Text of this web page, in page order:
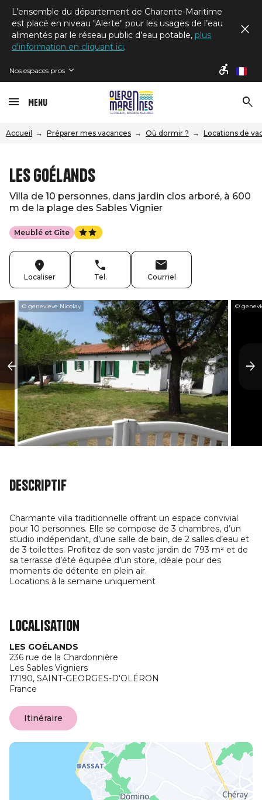
L’ensemble du département de Charente-Maritime
est placé en niveau "Alerte" pour les usages de l’eau
alimentés par le réseau public d’eau potable, plus
d'information en cliquant ici.
Nos espaces pros fr
Menu
Accueil Préparer mes vacances Où dormir ? Locations de
Les Goélands
Villa de 10 personnes, dans jardin clos arboré, à 600
m de la plage des Sables Vignier
Meublé et Gîte
Localiser Tel. Courriel
© genevieve Nicolay ©
Descriptif
Charmante villa traditionnelle offrant un espace convivial
pour 10 personnes. Elle se compose de 3 chambres, d’un
studio indépendant, d’une salle de bain, de 2 salles d’eau et
de 3 toilettes. Profitez de son vaste jardin de 793 m² et de
sa terrasse d’été équipée d’un store, idéale pour des
moments de détente en plein air.
Locations à la semaine uniquement
Localisation
LES GOÉLANDS
236 rue de la Chardonnière
Les Sables Vigniers
17190, SAINT-GEORGES-D'OLÉRON
France
Itinéraire